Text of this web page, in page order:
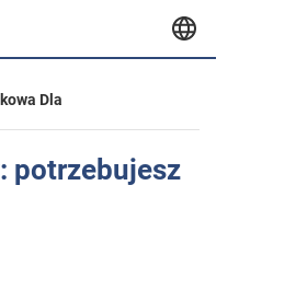
Dla
potrzebujesz